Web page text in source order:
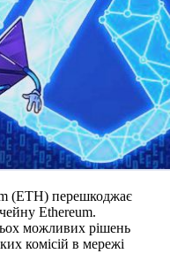
(ETH) перешкоджає
Ethereum.
можливих рішень
комісій в мережі